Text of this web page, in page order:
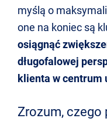
myślą o
one na koniec są
osiągnąć
długofalowej
klienta w centrum
Zrozum, czego